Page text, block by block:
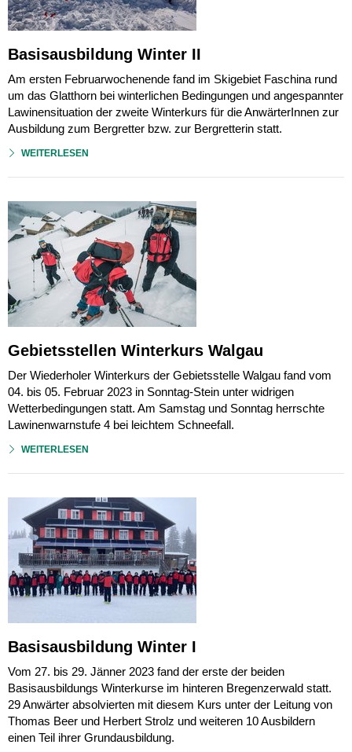
Basisausbildung Winter II
Am ersten Februarwochenende fand im Skigebiet Faschina rund
um das Glatthorn bei winterlichen Bedingungen und angespannter
Lawinensituation der zweite Winterkurs für die AnwärterInnen zur
Ausbildung zum Bergretter bzw. zur Bergretterin statt.
WEITERLESEN
Gebietsstellen Winterkurs Walgau
Der Wiederholer Winterkurs der Gebietsstelle Walgau fand vom
04. bis 05. Februar 2023 in Sonntag-Stein unter widrigen
Wetterbedingungen statt. Am Samstag und Sonntag herrschte
Lawinenwarnstufe 4 bei leichtem Schneefall.
WEITERLESEN
Basisausbildung Winter I
Vom 27. bis 29. Jänner 2023 fand der erste der beiden
Basisausbildungs Winterkurse im hinteren Bregenzerwald statt.
29 Anwärter absolvierten mit diesem Kurs unter der Leitung von
Thomas Beer und Herbert Strolz und weiteren 10 Ausbildern
einen Teil ihrer Grundausbildung.